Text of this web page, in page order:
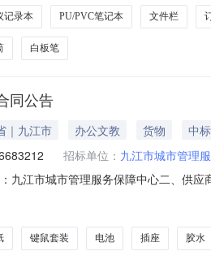
记录本 PU/PVC笔记本 文件栏
白板笔
同公告
｜九江市 办公文教 货物
中
招标单位： 九江市城市管理
九江市城市管理服务保障中心二、供
箱/盒/袋侑家良品侑家良品纸巾盒个
键鼠套装 电池 插座 胶水